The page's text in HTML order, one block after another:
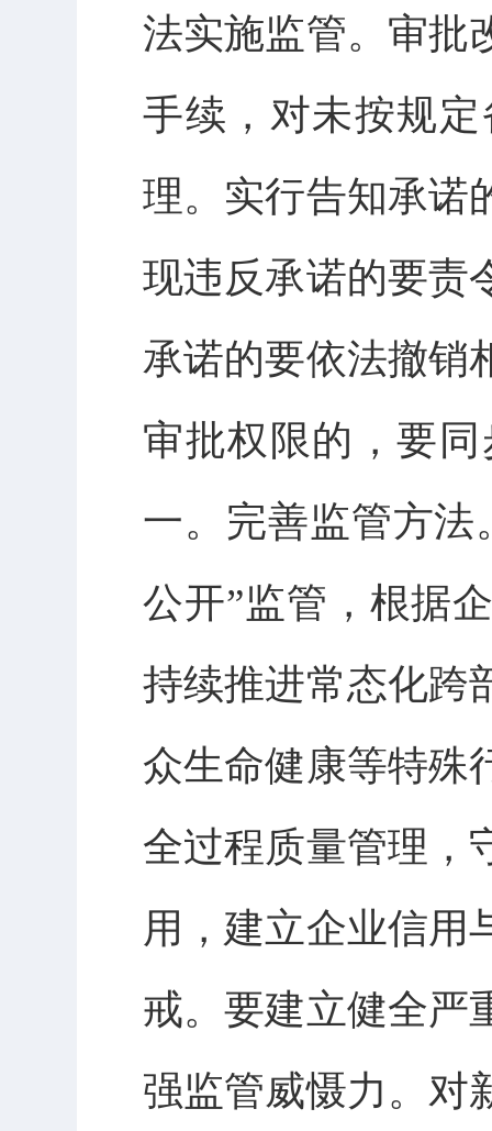
法实施监管。审批
手续，对未按规
理。实行告知承诺
现违反承诺的要责
承诺的要依法撤销
审批权限的，要
一。完善监管方法
公开”监管，根据
持续推进常态化跨
众生命健康等特殊
全过程质量管理，
用，建立企业信用
戒。要建立健全严
强监管威慑力。对